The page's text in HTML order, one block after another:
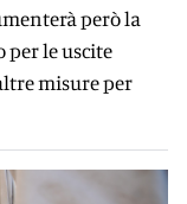
però la
le uscite
misure per